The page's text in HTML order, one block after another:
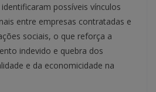
possíveis vínculos
entre empresas contratadas e
sociais, o que reforça a
indevido e quebra dos
e da economicidade na